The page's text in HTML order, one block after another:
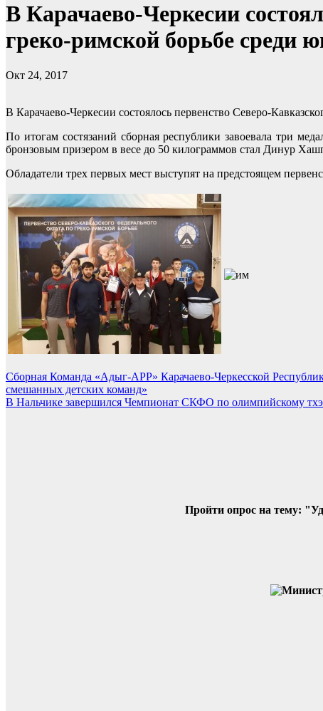
В Карачаево-Черкесии
греко-римской борьбе среди
Окт 24, 2017
В Карачаево-Черкесии состоялось первенство Северо-
По итогам состязаний сборная республики завоевала три
бронзовым призером в весе до 50 килограммов стал Динур
Обладатели трех первых мест выступят на предстоящем
Навигация
по
Сборная Команда «Адыг-АРР» Карачаево-Черкесской
смешанных детских команд»
В Нальчике завершился Чемпионат СКФО по олимпийскому
Пройти опрос на тему: